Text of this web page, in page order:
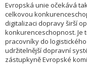
Evropská unie očekává
celkovou
digitalizaci dopravy širší
konkurenceschopnost. Je
pracovníky do
udržitelnější dopravní
zástupkyně Evropské